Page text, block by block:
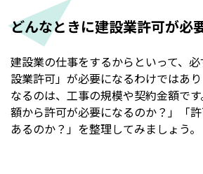
どんなときに建設業許可が必
建設業の仕事をするからといって、
設業許可」が必要になるわけではあ
なるのは、工事の規模や契約金額で
額から許可が必要になるのか？」「
あるのか？」を整理してみましょう。